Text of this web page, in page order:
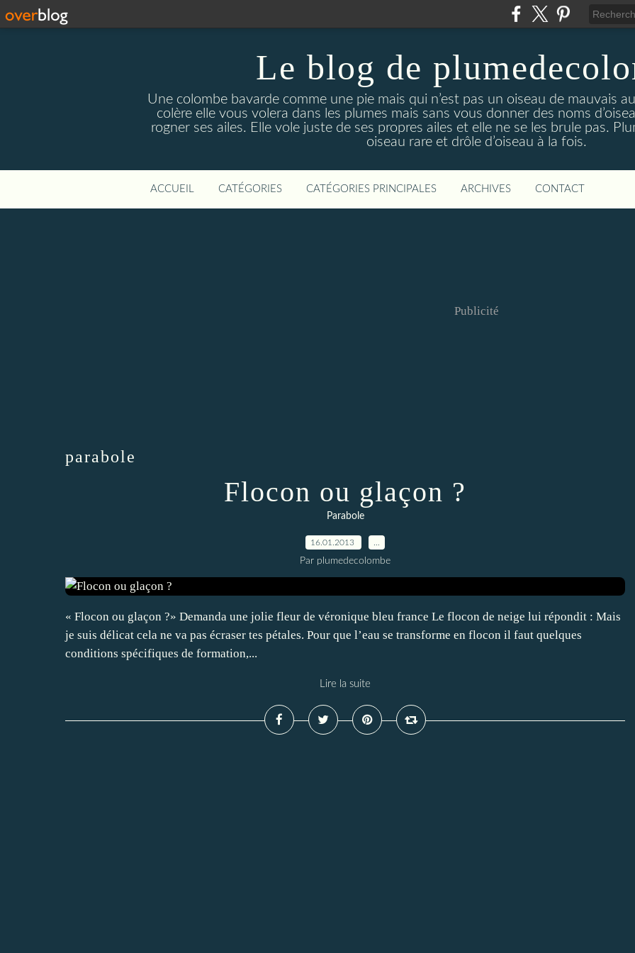
Le blog de
Une colombe bavarde comme une pie mais qui n’est pas un oiseau de mauvais
colère elle vous volera dans les plumes mais sans vous donner des noms
rogner ses ailes. Elle vole juste de ses propres ailes et elle ne se les brule pas.
oiseau rare et drôle d’oiseau à la fois.
ACCUEIL CATÉGORIES CATÉGORIES PRINCIPALES ARCHIVES CONTACT
Publicité
parabole
Flocon ou glaçon ?
Parabole
16.01.2013
Par plumedecolombe
« Flocon ou glaçon ?» Demanda une jolie fleur de véronique bleu france Le flocon de neige lui répondit : Mais
je suis délicat cela ne va pas écraser tes pétales. Pour que l’eau se transforme en flocon il faut quelques
conditions spécifiques de formation,...
Lire la suite